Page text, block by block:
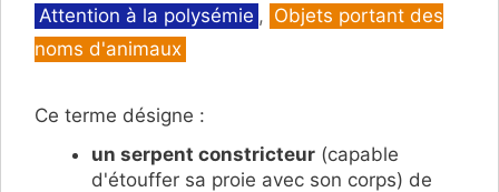
Catégories
Attention à la polysémie , Objets portant des
noms d'animaux
Ce terme désigne :
un serpent constricteur (capable
d'étouffer sa proie avec son corps) de